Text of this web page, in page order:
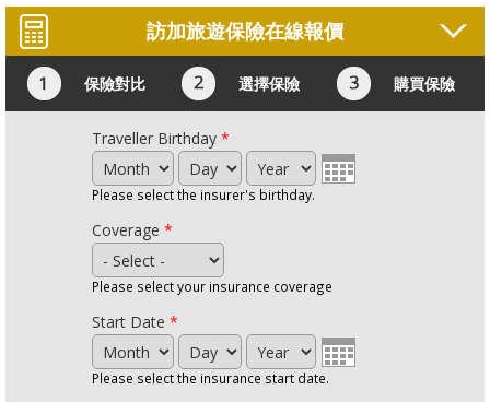
訪加旅遊保險在線報價
保險對比 選擇保險 購買保險
Traveller Birthday *
Month
Day Year
Please select the insurer's birthday.
Coverage *
Please select your insurance coverage
Start Date *
Month
Day Year
Please select the insurance start date.